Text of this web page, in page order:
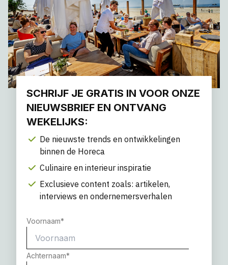
SCHRIJF JE GRATIS IN VOOR ONZE
NIEUWSBRIEF EN ONTVANG
WEKELIJKS:
De nieuwste trends en ontwikkelingen
binnen de Horeca
Culinaire en interieur inspiratie
Exclusieve content zoals: artikelen,
interviews en ondernemersverhalen
Voornaam*
Achternaam*